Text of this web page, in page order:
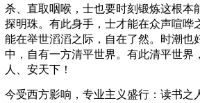
杀、直取咽喉，士也要时刻锻炼这根本
探明珠。有此身手，士才能在众声喧哗
能在举世滔滔之际，自在了然。时潮也
中，自有一方清平世界。有此清平世界
人、安天下！
今受西方影响，专业主义盛行：读书之